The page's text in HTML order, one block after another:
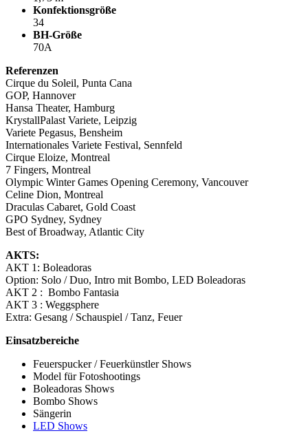
Konfektionsgröße
34
BH-Größe
70A
Referenzen
Cirque du Soleil, Punta Cana
GOP, Hannover
Hansa Theater, Hamburg
KrystallPalast Variete, Leipzig
Variete Pegasus, Bensheim
Internationales Variete Festival, Sennfeld
Cirque Eloize, Montreal
7 Fingers, Montreal
Olympic Winter Games Opening Ceremony, Vancouver
Celine Dion, Montreal
Draculas Cabaret, Gold Coast
GPO Sydney, Sydney
Best of Broadway, Atlantic City
AKTS:
AKT 1: Boleadoras
Option: Solo / Duo, Intro mit Bombo, LED Boleadoras
AKT 2 : Bombo Fantasia
AKT 3 : Weggsphere
Extra: Gesang / Schauspiel / Tanz, Feuer
Einsatzbereiche
Feuerspucker / Feuerkünstler Shows
Model für Fotoshootings
Boleadoras Shows
Bombo Shows
Sängerin
LED Shows